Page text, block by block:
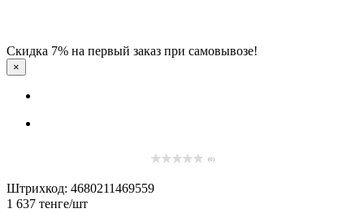
Скидка 7% на первый заказ при самовывозе!
×
(0)
Штрихкод: 4680211469559
1 637 тенге/шт